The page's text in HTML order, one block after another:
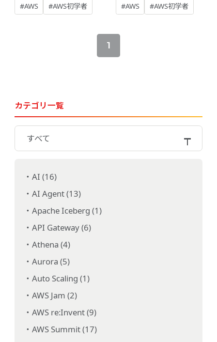
#AWS #AWS初学者 #AWS #AWS初学者
1
カテゴリ一覧
すべて
AI (16)
AI Agent (13)
Apache Iceberg (1)
API Gateway (6)
Athena (4)
Aurora (5)
Auto Scaling (1)
AWS Jam (2)
AWS re:Invent (9)
AWS Summit (17)